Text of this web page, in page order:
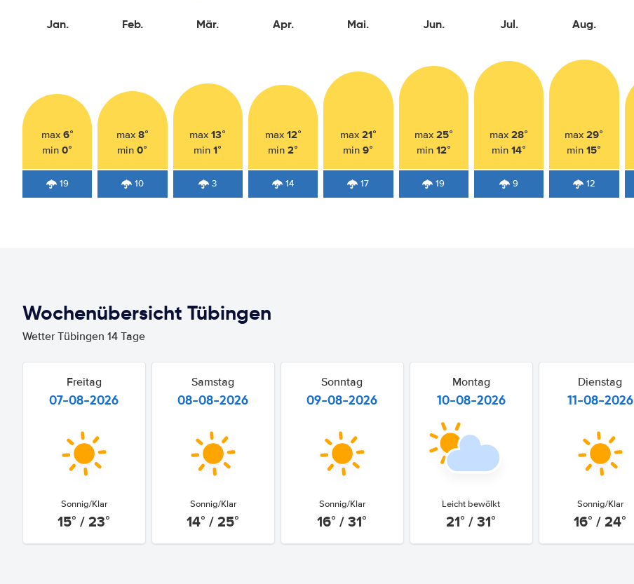
Jan.
max 6°
min0°
19
Feb.
max 8°
min0°
10
Mär.
max13°
min1°
3
Apr.
max 12°
min2°
14
Mai.
max 21°
min9°
17
Jun.
max 25°
min 12°
19
Jul.
max28°
min14°
9
Aug.
max29°
min15°
12
Wochenübersicht Tübingen
Wetter Tübingen 14 Tage
Freitag
07-08-2026
Sonnig/Klar
15° / 23°
Samstag
08-08-2026
Sonnig/Klar
14° / 25°
Sonntag
09-08-2026
Sonnig/Klar
16° / 31°
Montag
10-08-2026
Leicht bewölkt
21° / 31°
Dienstag
11-08-2026
Sonnig/Klar
16° / 24°